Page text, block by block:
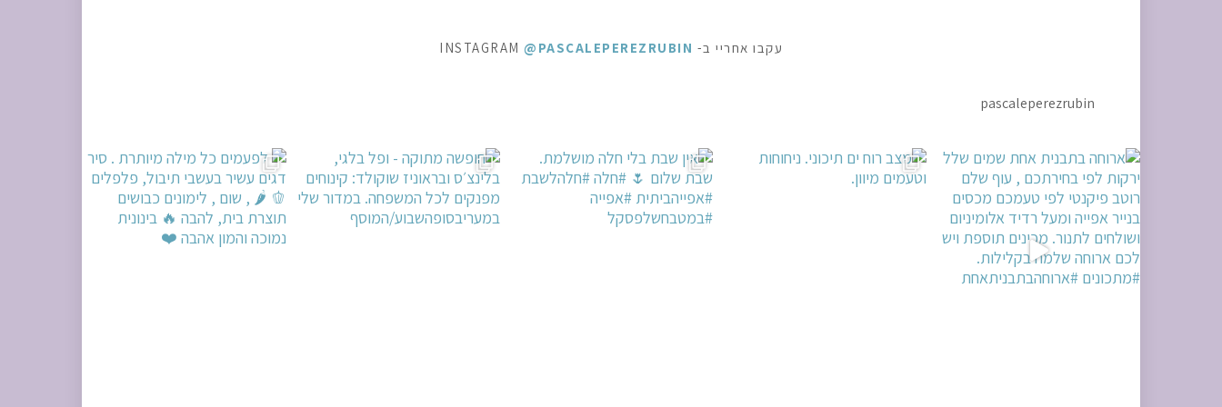
עקבו אחריי ב- INSTAGRAM @PASCALEPEREZRUBIN
pascaleperezrubin
מצב רוח ים תיכוני. ניחוחות וטעמים מיוון.
אין שבת בלי חלה מושלמת. שבת שלום 🌷 #חלה #חלהלשבת #חופשה מתוקה - ופל בלגי, בלינצ׳ס ובראוניז שוקולד: ק⁨ לפעמים כל מילה מיותרת . סיר דגים עשיר בעשבי תיבו